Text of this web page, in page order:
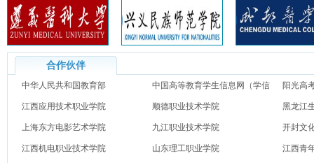
合作伙伴
中华人民共和国教育部 中国高等教育学生信息网（学信
网）
阳光高
江西应用技术职业学院 顺德职业技术学院 黑龙江
上海东方电影艺术学院 九江职业技术学院 开封文
江西机电职业技术学院 山东理工职业学院 江西青